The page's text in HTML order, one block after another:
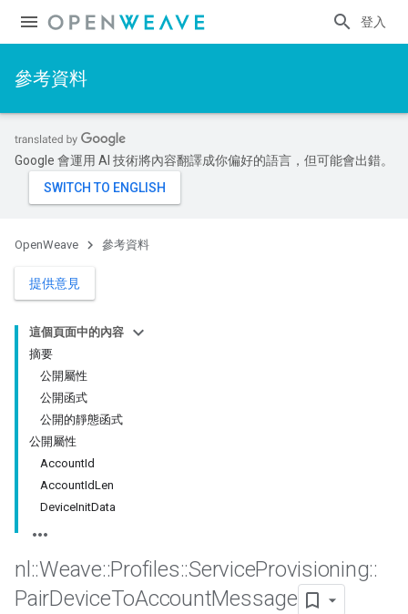
登入
參考資料
Google 會運用 AI 技術將內容翻譯成你偏好的語言，但可能會出錯。
OpenWeave 參考資料
提供意見
這個頁面中的內容
摘要
公開屬性
公開函式
公開的靜態函式
公開屬性
AccountId
AccountIdLen
DeviceInitData
nl ::Weave::Profiles::ServiceProvisioning::
PairDeviceToAccountMessage